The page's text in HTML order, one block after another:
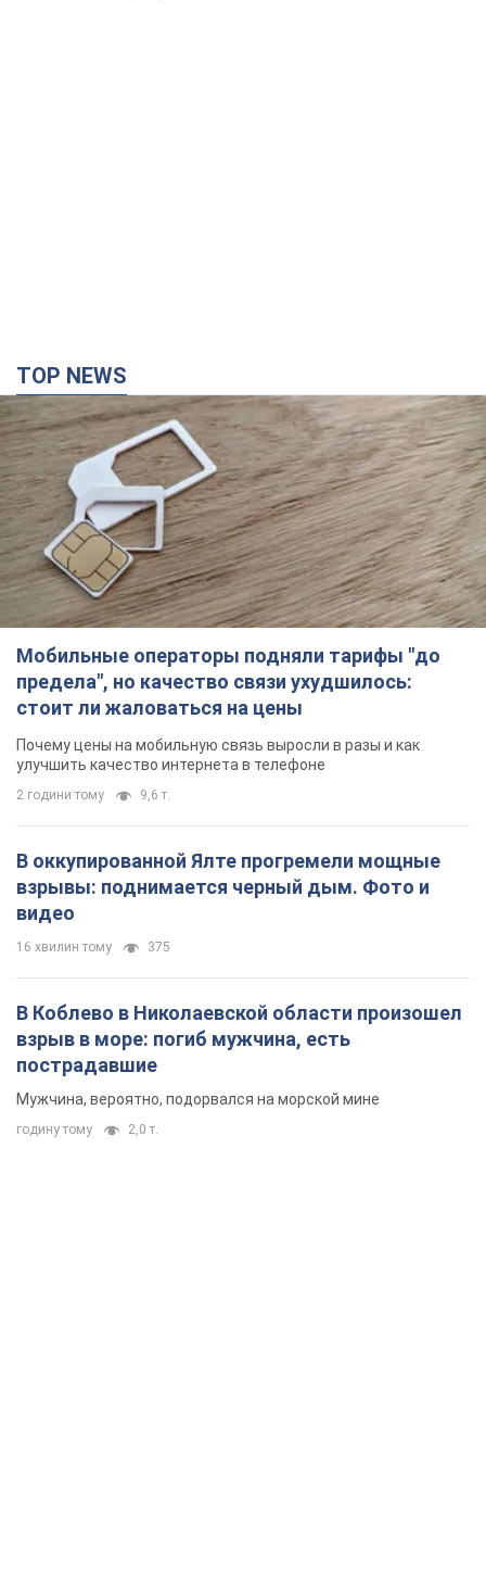
TOP NEWS
Мобильные операторы подняли тарифы "до
предела", но качество связи ухудшилось:
стоит ли жаловаться на цены
Почему цены на мобильную связь выросли в разы и как
улучшить качество интернета в телефоне
2 години тому 9,6 т.
В оккупированной Ялте прогремели мощные
взрывы: поднимается черный дым. Фото и
видео
16 хвилин тому 375
В Коблево в Николаевской области произошел
взрыв в море: погиб мужчина, есть
пострадавшие
Мужчина, вероятно, подорвался на морской мине
годину тому 2,0 т.